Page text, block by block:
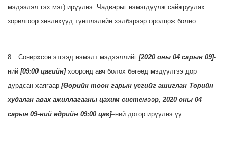
мэдээлэл гэх мэт) ирүүлнэ. Чадварыг нэмэгдүүлж сайжруулах
зорилгоор зөвлөхүүд түншлэлийн хэлбэрээр оролцож болно.
8. Сонирхсон этгээд нэмэлт мэдээллийг [2020 оны 04 сарын 09]-
ний [09:00 цагийн]хооронд авч болох бөгөөд мэдүүлгээ дор
дурдсан хаягаар [Өөрийн тоон гарын үсгийг ашиглан Төрийн
худалан авах ажиллагааны цахим системээр, 2020 оны 04
сарын 09-ний өдрийн 09:00 цаг]–ний дотор ирүүлнэ үү.